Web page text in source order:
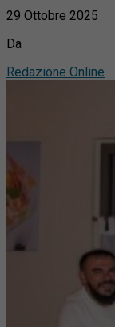
29 Ottobre 2025
Da
Redazione Online